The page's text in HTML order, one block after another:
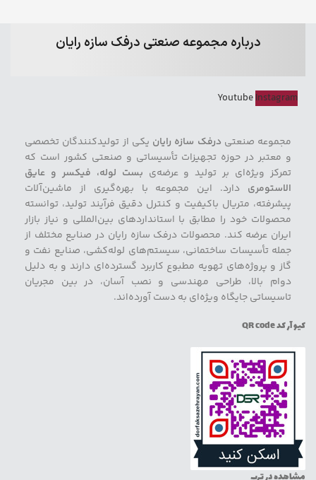
درباره مجموعه صنعتی درفک سازه رایان
YoutubeInstagram
مجموعه صنعتی درفک سازه رایان یکی از تولیدکنندگان تخصصی
و معتبر در حوزه تجهیزات تأسیساتی و صنعتی کشور است که
تمرکز ویژه‌ای بر تولید و عرضه‌ی بست لوله، فیکسر و عایق
الاستومری دارد. این مجموعه با بهره‌گیری از ماشین‌آلات
پیشرفته، متریال باکیفیت و کنترل دقیق فرآیند تولید، توانسته
محصولات خود را مطابق با استانداردهای بین‌المللی و نیاز بازار
ایران عرضه کند. محصولات درفک سازه رایان در صنایع مختلف از
جمله تأسیسات ساختمانی، سیستم‌های لوله‌کشی، صنایع نفت و
گاز و پروژه‌های تهویه مطبوع کاربرد گسترده‌ای دارند و به دلیل
دوام بالا، طراحی مهندسی و نصب آسان، در بین مجریان
تاسیساتی جایگاه ویژه‌ای به دست آورده‌اند.
کیو آر کد QR code